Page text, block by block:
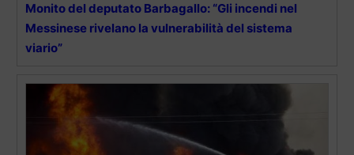
Monito del deputato Barbagallo: “Gli incendi nel
Messinese rivelano la vulnerabilità del sistema
viario”